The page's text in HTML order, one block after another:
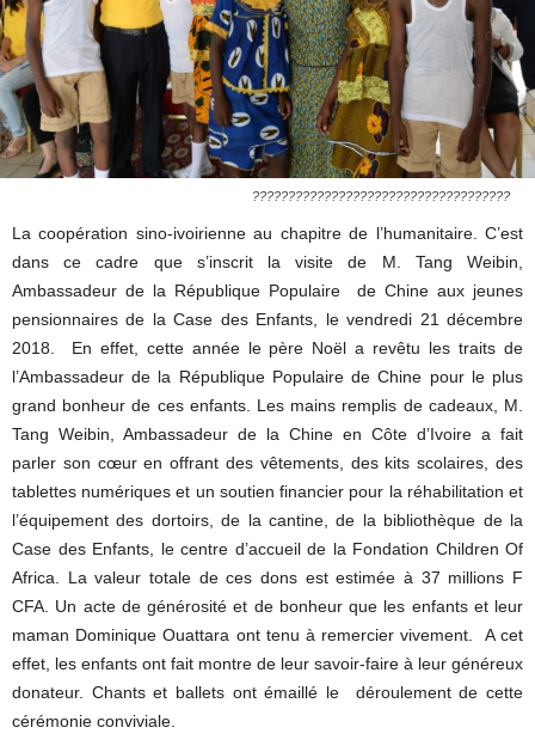
????????????????????????????????????
La coopération sino-ivoirienne au chapitre de l’humanitaire. C’est
dans ce cadre que s’inscrit la visite de M. Tang Weibin,
Ambassadeur de la République Populaire de Chine aux jeunes
pensionnaires de la Case des Enfants, le vendredi 21 décembre
2018. En effet, cette année le père Noël a revêtu les traits de
l’Ambassadeur de la République Populaire de Chine pour le plus
grand bonheur de ces enfants. Les mains remplis de cadeaux, M.
Tang Weibin, Ambassadeur de la Chine en Côte d’Ivoire a fait
parler son cœur en offrant des vêtements, des kits scolaires, des
tablettes numériques et un soutien financier pour la réhabilitation et
l’équipement des dortoirs, de la cantine, de la bibliothèque de la
Case des Enfants, le centre d’accueil de la Fondation Children Of
Africa. La valeur totale de ces dons est estimée à 37 millions F
CFA. Un acte de générosité et de bonheur que les enfants et leur
maman Dominique Ouattara ont tenu à remercier vivement. A cet
effet, les enfants ont fait montre de leur savoir-faire à leur généreux
donateur. Chants et ballets ont émaillé le déroulement de cette
cérémonie conviviale.